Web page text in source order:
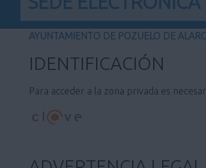
AYUNTAMIENTO DE POZUELO DE
IDENTIFICACIÓN
Para acceder a la zona privada es